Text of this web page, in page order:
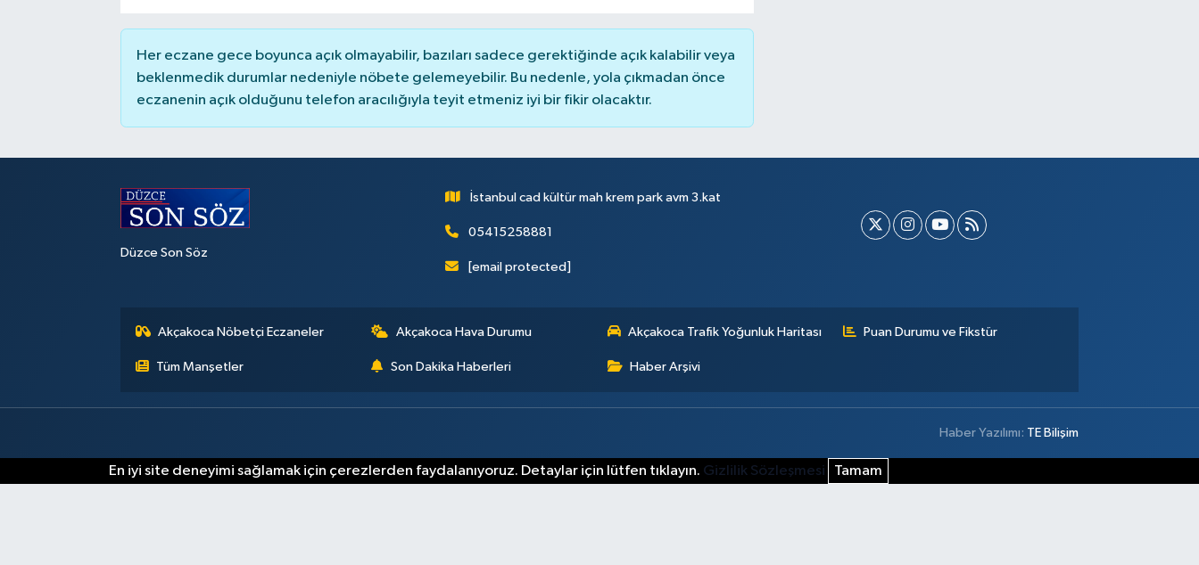
Her eczane gece boyunca açık olmayabilir, bazıları sadece gerektiğinde açık kalabilir veya
beklenmedik durumlar nedeniyle nöbete gelemeyebilir. Bu nedenle, yola çıkmadan önce
eczanenin açık olduğunu telefon aracılığıyla teyit etmeniz iyi bir fikir olacaktır.
Düzce Son Söz
İstanbul cad kültür mah krem park avm 3.kat
05415258881
[email protected]
Akçakoca Nöbetçi Eczaneler Akçakoca Hava Durumu Akçakoca Trafik Yoğunluk Haritası Puan Durumu ve Fikstür
Tüm Manşetler Son Dakika Haberleri Haber Arşivi
Haber Yazılımı: TE Bilişim
En iyi site deneyimi sağlamak için çerezlerden faydalanıyoruz. Detaylar için lütfen tıklayın. Gizlilik Sözleşmesi Tamam